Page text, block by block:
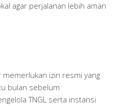
agar perjalanan lebih aman
izin resmi yang
bulan sebelum
TNGL serta instansi